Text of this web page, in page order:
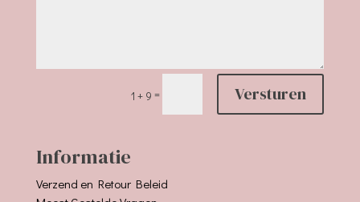
1 + 9 = Versturen
Informatie
Verzend en Retour Beleid